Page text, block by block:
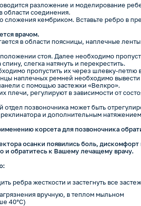
разложение и моделирование
области соединения.
сложения кембриком. Вставьте ребро в
врачом.
в области поясницы, наплечные
стоя. Далее необходимо
слегка натянуть и перекрестить.
пропустить их через шлевку-петлю
наплечных ремней необходимо
с помощью застежки «Велкро».
плечи, регулируют в зависимости от
отдел позвоночника может быть
реклинатора и дополнительным
корсета для позвоночника
осанки появились боль, дискомфорт
и обратитесь к Вашему лечащему врачу.
ребра жесткости и застегнуть все
вручную, в теплом мыльном
40°С)